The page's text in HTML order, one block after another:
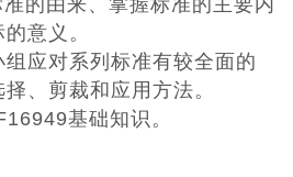
的由来、掌握标准的主要内
意义。
应对系列标准有较全面的
、剪裁和应用方法。
基础知识。